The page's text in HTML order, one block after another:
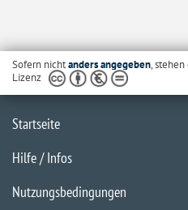
Sofern nichtanders angegeben,
Lizenz
Startseite
Hilfe / Infos
Nutzungsbedingungen